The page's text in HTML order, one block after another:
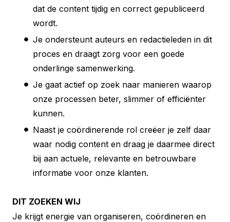
dat de content tijdig en correct gepubliceerd
wordt.
Je ondersteunt auteurs en redactieleden in dit
proces en draagt zorg voor een goede
onderlinge samenwerking.
Je gaat actief op zoek naar manieren waarop
onze processen beter, slimmer of efficiënter
kunnen.
Naast je coördinerende rol creëer je zelf daar
waar nodig content en draag je daarmee direct
bij aan actuele, relevante en betrouwbare
informatie voor onze klanten.
DIT ZOEKEN WIJ
Je krijgt energie van organiseren, coördineren en